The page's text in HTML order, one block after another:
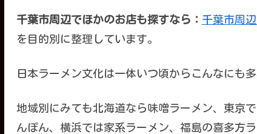
千葉市周辺でほかのお店も探すなら： 千葉市周
を目的別に整理しています。
日本ラーメン文化は一体いつ頃からこんなにも
地域別にみても北海道なら味噌ラーメン、東京
んぽん、横浜では家系ラーメン、福島の喜多方